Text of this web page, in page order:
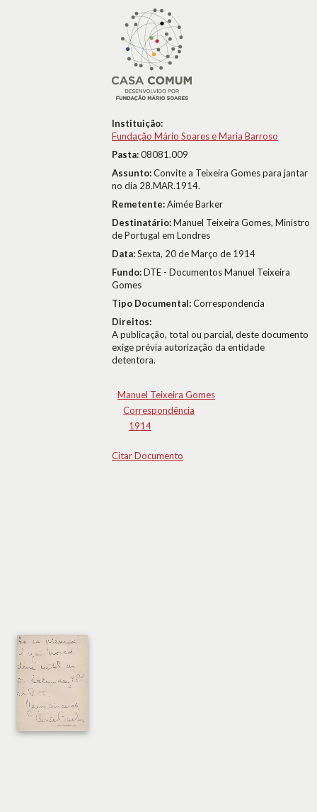
Instituição:
Fundação Mário Soares e Maria Barroso
Pasta:08081.009
Assunto:Convite a Teixeira Gomes para jantar
no dia 28.MAR.1914.
Remetente:Aimée Barker
Destinatário:Manuel Teixeira Gomes, Ministro
de Portugal em Londres
Data:Sexta, 20 de Março de 1914
Fundo:DTE - Documentos Manuel Teixeira
Gomes
Tipo Documental:Correspondencia
Direitos:
A publicação, total ou parcial, deste documento
exige prévia autorização da entidade
detentora.
Manuel Teixeira Gomes
Correspondência
1914
Citar Documento